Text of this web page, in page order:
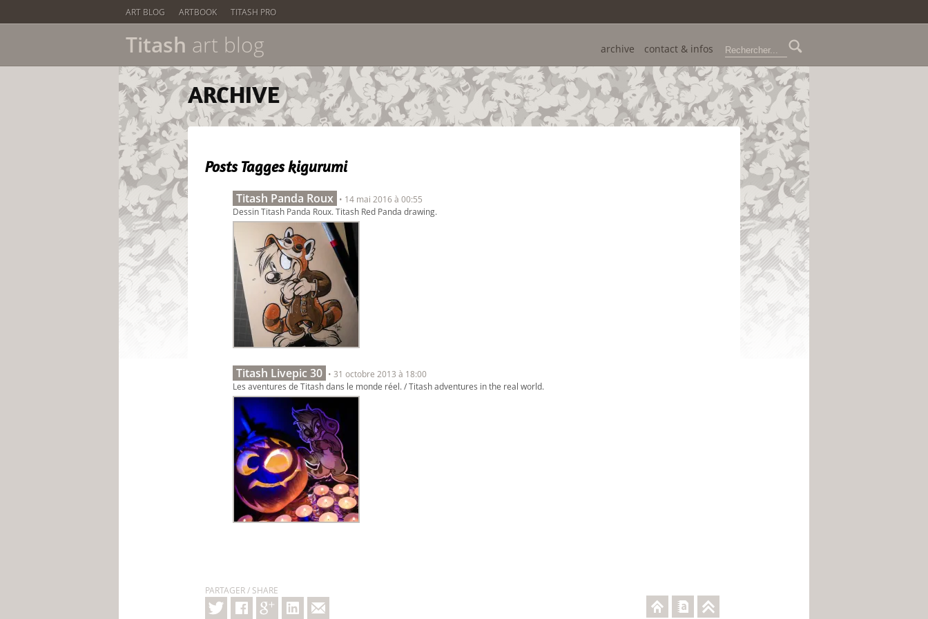
ART BLOG ARTBOOK TITASH PRO
Titash art blog archive contact & infos
ARCHIVE
Posts Taggeskigurumi
Titash Panda Roux • 14 mai 2016 à 00:55
Dessin Titash Panda Roux. Titash Red Panda drawing.
Titash Livepic 30 • 31 octobre 2013 à 18:00
Les aventures de Titash dans le monde réel. / Titash adventures in the real world.
PARTAGER / SHARE